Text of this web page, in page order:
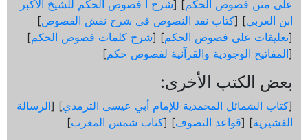
على متن فصوص الحكم] [شرح ا فصوص الحكم للشيخ الأكبر
ابن العربي] [كتاب نقد النصوص فى شرح نقش الفصوص]
[تعليقات على فصوص الحكم] [شرح كلمات فصوص الحكم]
[المفاتيح الوجودية والقرآنیة لفصوص حكم]
بعض الكتب الأخرى:
[كتاب الشمائل المحمدية للإمام أبي عيسى الترمذي] [الرسالة
القشيرية] [قواعد التصوف] [كتاب شمس المغرب]